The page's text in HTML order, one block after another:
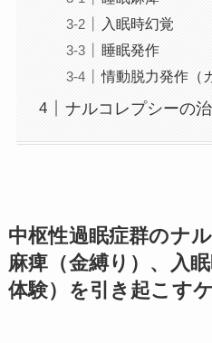
入眠時幻覚
睡眠発作
情動脱力発作（
ナルコレプシーの
中枢性過眠症群のナ
麻痺（金縛り）、入
体験）を引き起こす